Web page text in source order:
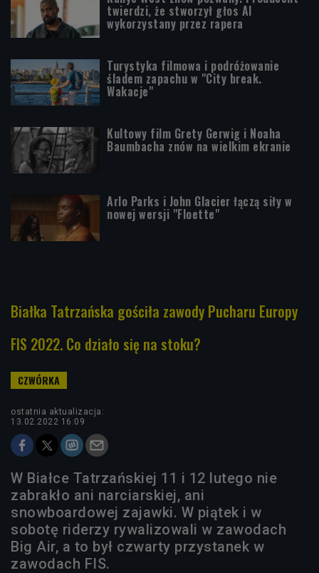
twierdzi, że stworzył głos AI
wykorzystany przez rapera
Turystyka filmowa i podróżowanie
śladem zapachu w "City break.
Wakacje"
Kultowy film Grety Gerwig i Noaha
Baumbacha znów na wielkim ekranie
Arlo Parks i John Glacier łączą siły w
nowej wersji "Floette"
Białka Tatrzańska gościła zawody Pucharu Europy
FIS 2022. Co działo się na stoku?
ostatnia aktualizacja:
13.02.2022 16:09
W Białce Tatrzańskiej 11 i 12 lutego nie
zabrakło ani narciarskiej, ani
snowboardowej zajawki. W piątek i w
sobotę riderzy rywalizowali w zawodach
Big Air, a to był czwarty przystanek w
zawodach FIS.